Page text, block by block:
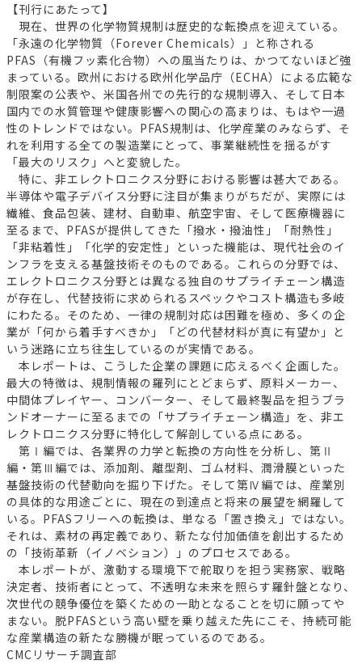
【刊行にあたって】
現在、世界の化学物質規制は歴史的な転換点を迎えている。
「永遠の化学物質（Forever Chemicals）」と称される
PFAS（有機フッ素化合物）への風当たりは、かつてないほど強
まっている。欧州における欧州化学品庁（ECHA）による広範な
制限案の公表や、米国各州での先行的な規制導入、そして日本
国内での水質管理や健康影響への関心の高まりは、もはや一過
性のトレンドではない。PFAS規制は、化学産業のみならず、そ
れを利用する全ての製造業にとって、事業継続性を揺るがす
「最大のリスク」へと変貌した。
特に、非エレクトロニクス分野における影響は甚大である。
半導体や電子デバイス分野に注目が集まりがちだが、実際には
繊維、食品包装、建材、自動車、航空宇宙、そして医療機器に
至るまで、PFASが提供してきた「撥水・撥油性」「耐熱性」
「非粘着性」「化学的安定性」といった機能は、現代社会のイ
ンフラを支える基盤技術そのものである。これらの分野では、
エレクトロニクス分野とは異なる独自のサプライチェーン構造
が存在し、代替技術に求められるスペックやコスト構造も多岐
にわたる。そのため、一律の規制対応は困難を極め、多くの企
業が「何から着手すべきか」「どの代替材料が真に有望か」と
いう迷路に立ち往生しているのが実情である。
本レポートは、こうした企業の課題に応えるべく企画した。
最大の特徴は、規制情報の羅列にとどまらず、原料メーカー、
中間体プレイヤー、コンバーター、そして最終製品を担うブラ
ンドオーナーに至るまでの「サプライチェーン構造」を、非エ
レクトロニクス分野に特化して解剖している点にある。
第Ⅰ編では、各業界の力学と転換の方向性を分析し、第Ⅱ
編・第Ⅲ編では、添加剤、離型剤、ゴム材料、潤滑膜といった
基盤技術の代替動向を掘り下げた。そして第Ⅳ編では、産業別
の具体的な用途ごとに、現在の到達点と将来の展望を網羅して
いる。PFASフリーへの転換は、単なる「置き換え」ではない。
それは、素材の再定義であり、新たな付加価値を創出するため
の「技術革新（イノベション）」のプロセスである。
本レポートが、激動する環境下で舵取りを担う実務家、戦略
決定者、技術者にとって、不透明な未来を照らす羅針盤となり、
次世代の競争優位を築くための一助となることを切に願ってや
まない。脱PFASという高い壁を乗り越えた先にこそ、持続可能
な産業構造の新たな勝機が眠っているのである。
CMCリサーチ調査部